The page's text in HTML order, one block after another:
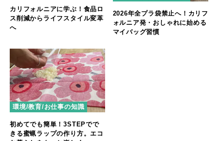
カリフォルニアに学ぶ！食品ロ
ス削減からライフスタイル変革
へ
2026年全プラ袋禁止へ！カリフ
ォルニア発・おしゃれに始める
マイバッグ習慣
環境/教育/お仕事の知識
初めてでも簡単！3STEPでで
きる蜜蝋ラップの作り方。エコ